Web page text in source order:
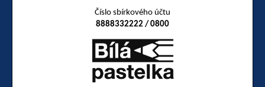
Číslo sbírkového účtu
8888332222 / 0800